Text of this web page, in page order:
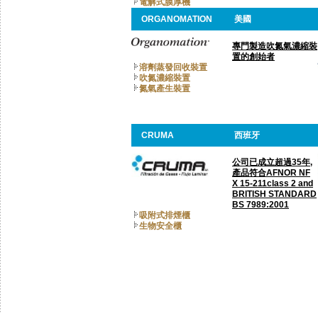
電解式膜厚機
ORGANOMATION
美國
專門製造吹氮氣濃縮裝
置的創始者
溶劑蒸發回收裝置
吹氮濃縮裝置
氮氣產生裝置
CRUMA 西班牙
公司已成立超過35年,
產品符合AFNOR NF
X 15-211class 2 and
BRITISH STANDARD
BS 7989:2001
吸附式排煙櫃
生物安全櫃